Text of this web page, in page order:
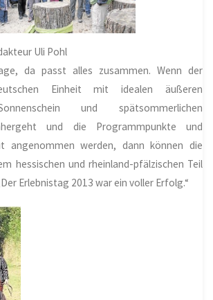
Uli Pohl
da passt alles zusammen. Wenn der
Einheit mit idealen äußeren
und spätsommerlichen
und die Programmpunkte und
angenommen werden, dann können die
hessischen und rheinland-pfälzischen Teil
Erlebnistag 2013 war ein voller Erfolg.“